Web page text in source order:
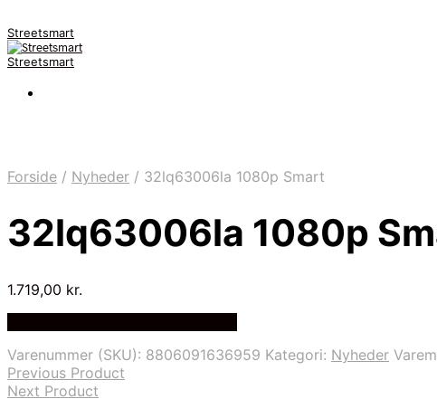
Streetsmart
Streetsmart
Forside / Nyheder / 32lq63006la 1080p Smart
32lq63006la 1080p
1.719,00 kr.
Varenummer (SKU): 8806091636959 Kategori: Nyheder
Previous Product
Next Product